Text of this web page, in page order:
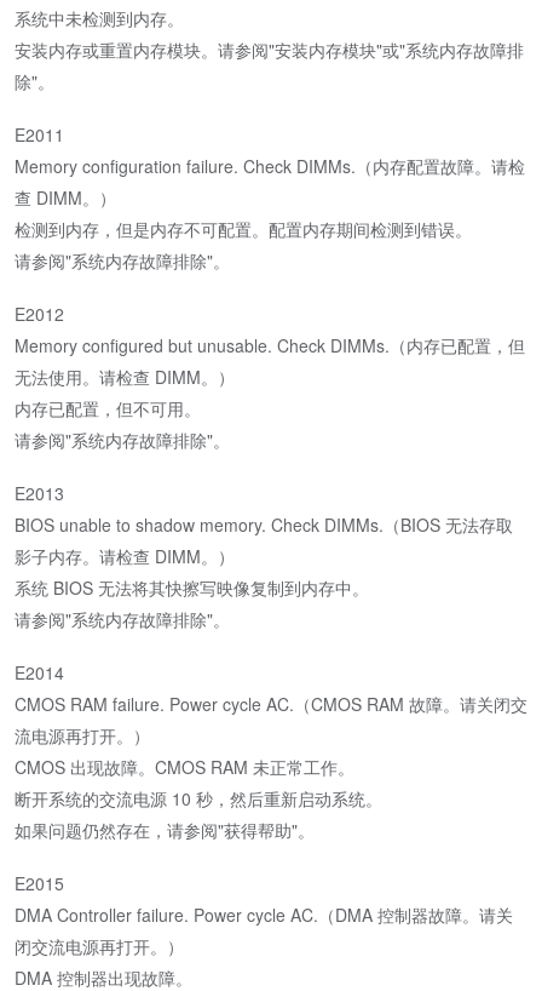
系统中未检测到内存。
安装内存或重置内存模块。请参阅"安装内存模块"或"系统内存故障排
除"。
E2011
Memory configuration failure. Check DIMMs.（内存配置故障。请检
查 DIMM。）
检测到内存，但是内存不可配置。配置内存期间检测到错误。
请参阅"系统内存故障排除"。
E2012
Memory configured but unusable. Check DIMMs.（内存已配置，但
无法使用。请检查 DIMM。）
内存已配置，但不可用。
请参阅"系统内存故障排除"。
E2013
BIOS unable to shadow memory. Check DIMMs.（BIOS 无法存取
影子内存。请检查 DIMM。）
系统 BIOS 无法将其快擦写映像复制到内存中。
请参阅"系统内存故障排除"。
E2014
CMOS RAM failure. Power cycle AC.（CMOS RAM 故障。请关闭交
流电源再打开。）
CMOS 出现故障。CMOS RAM 未正常工作。
断开系统的交流电源 10 秒，然后重新启动系统。
如果问题仍然存在，请参阅"获得帮助"。
E2015
DMA Controller failure. Power cycle AC.（DMA 控制器故障。请关
闭交流电源再打开。）
DMA 控制器出现故障。